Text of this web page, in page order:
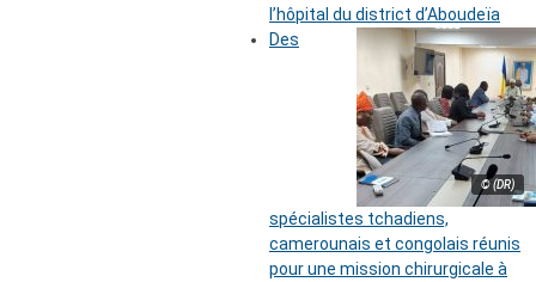
l’hôpital du district d’Aboudeïa
© (DR)
Des
spécialistes tchadiens,
camerounais et congolais réunis
pour une mission chirurgicale à